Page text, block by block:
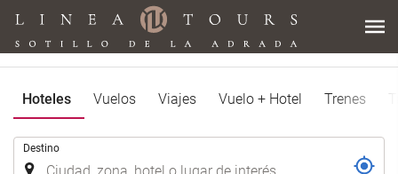
Hoteles Vuelos Viajes Vuelo + Hotel Trenes
Introduzca
Destino